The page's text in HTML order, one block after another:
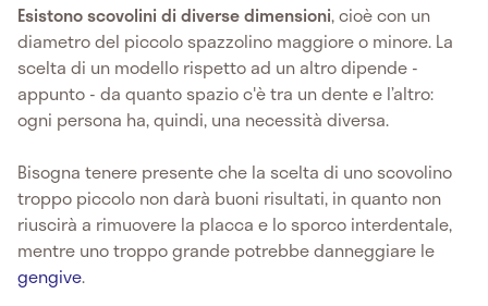
Esistono scovolini di diverse dimensioni, cioè con un
diametro del piccolo spazzolino maggiore o minore. La
scelta di un modello rispetto ad un altro dipende -
appunto - da quanto spazio c'è tra un dente e l’altro:
ogni persona ha, quindi, una necessità diversa.
Bisogna tenere presente che la scelta di uno scovolino
troppo piccolo non darà buoni risultati, in quanto non
riuscirà a rimuovere la placca e lo sporco interdentale,
mentre uno troppo grande potrebbe danneggiare le
gengive.